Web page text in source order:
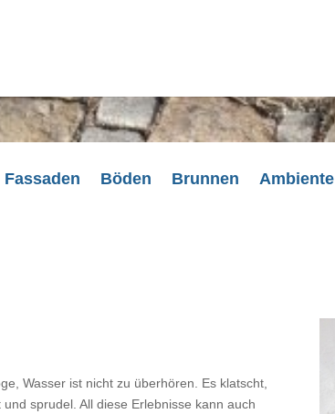
Fassaden Böden Brunnen Ambiente
Wasser ist nicht zu überhören. Es klatscht,
sprudel. All diese Erlebnisse kann auch